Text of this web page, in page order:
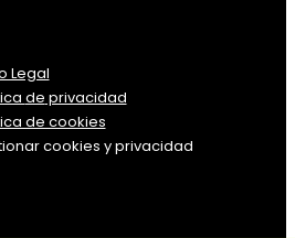
Legal
de privacidad
de cookies
cookies y privacidad